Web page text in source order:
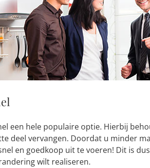
een hele populaire optie. Hierbij
deel vervangen. Doordat u minder
en goedkoop uit te voeren! Dit is
wilt realiseren.